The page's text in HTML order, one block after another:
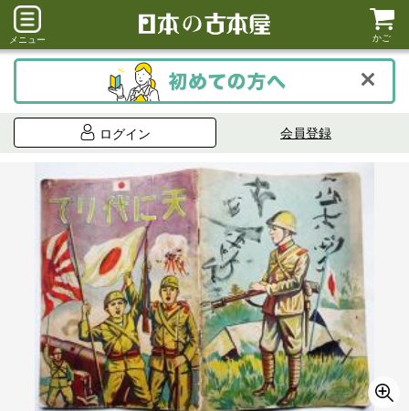
メニュー かご
ログイン 会員登録